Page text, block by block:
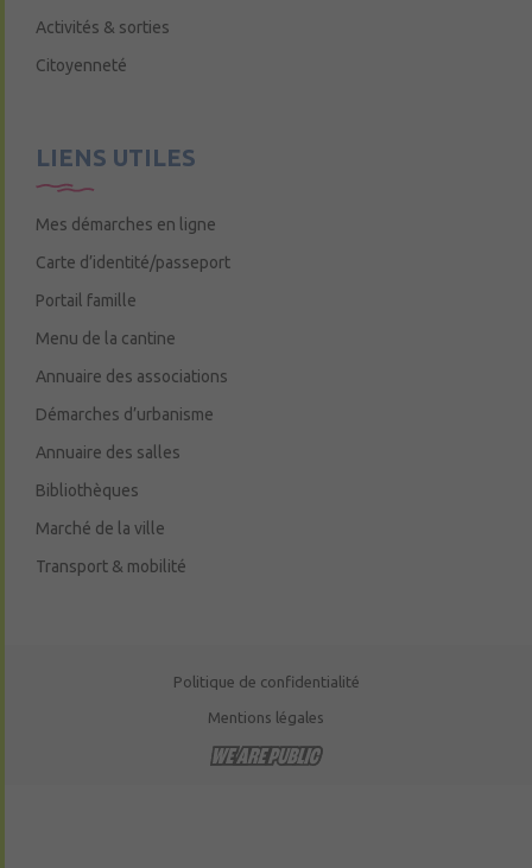
Activités & sorties
Citoyenneté
LIENS UTILES
Mes démarches en ligne
Carte d’identité/passeport
Portail famille
Menu de la cantine
Annuaire des associations
Démarches d’urbanisme
Annuaire des salles
Bibliothèques
Marché de la ville
Transport & mobilité
Politique de confidentialité
Mentions légales